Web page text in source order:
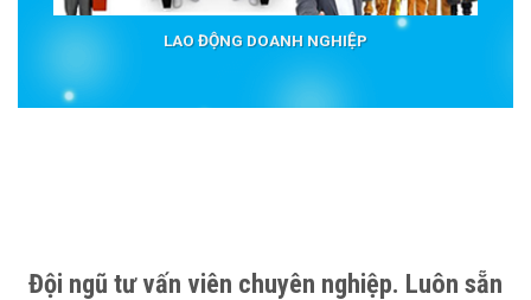
LAO ĐỘNG DOANH NGHIỆP
Đội ngũ tư vấn viên chuyên nghiệp. Luôn sẵn